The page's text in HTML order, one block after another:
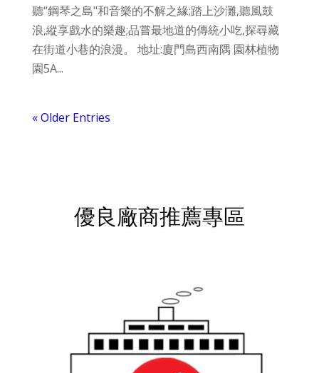
聽“鋼琴之島"和音樂的不解之緣;踏上沙灘,聽風鼓
浪,縱享戲水的樂趣;品嘗最地道的傳統小吃,探尋藏
在街道小巷的浪漫。 地址:廈門島西南隅 園林植物
園5A...
« Older Entries
優良廠商推薦專區